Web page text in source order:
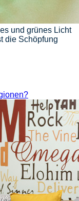
und grünes Licht
die Schöpfung